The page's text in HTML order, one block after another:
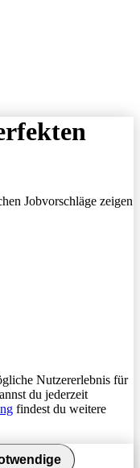
Jobvorschläge zeigen
Nutzererlebnis für
du jederzeit
findest du weitere